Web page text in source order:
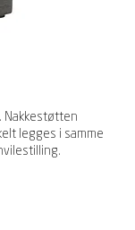
Nakkestøtten
legges i samme